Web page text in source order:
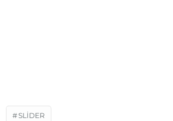
SLIDER